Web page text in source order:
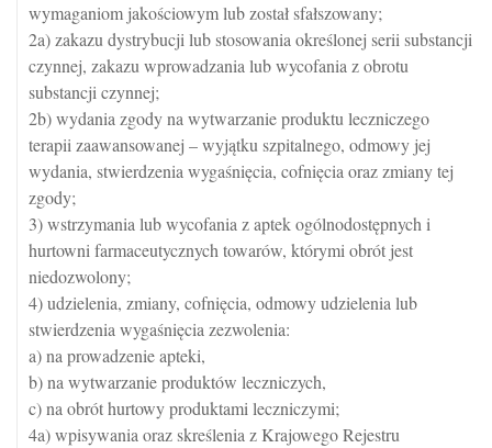
wymaganiom jakościowym lub został sfałszowany;
2a) zakazu dystrybucji lub stosowania określonej serii substancji
czynnej, zakazu wprowadzania lub wycofania z obrotu
substancji czynnej;
2b) wydania zgody na wytwarzanie produktu leczniczego
terapii zaawansowanej – wyjątku szpitalnego, odmowy jej
wydania, stwierdzenia wygaśnięcia, cofnięcia oraz zmiany tej
zgody;
3) wstrzymania lub wycofania z aptek ogólnodostępnych i
hurtowni farmaceutycznych towarów, którymi obrót jest
niedozwolony;
4) udzielenia, zmiany, cofnięcia, odmowy udzielenia lub
stwierdzenia wygaśnięcia zezwolenia:
a) na prowadzenie apteki,
b) na wytwarzanie produktów leczniczych,
c) na obrót hurtowy produktami leczniczymi;
4a) wpisywania oraz skreślenia z Krajowego Rejestru